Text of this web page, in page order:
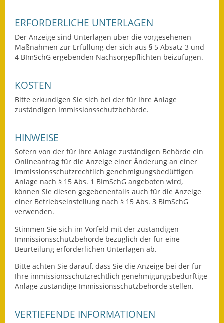
Gebäuden
Hochwassergefahrenkarte
Grundschule &
Kernzeitbetreuung
Bevölkerungsschutz
Kinderbetreuung
Nahverkehr
Breitbandausbau
Klimaschutzagentur
Freizeit
Feuerwehr
ERFORDERLICHE UNTERLAGEN
Der Anzeige sind Unterlagen über die vorgesehenen
Maßnahmen zur Erfüllung der sich aus § 5 Absatz 3 und
4 BImSchG ergebenden Nachsorgepflichten beizufügen.
KOSTEN
Bitte erkundigen Sie sich bei der für Ihre Anlage
zuständigen Immissionsschutzbehörde.
HINWEISE
Sofern von der für Ihre Anlage zuständigen Behörde ein
Onlineantrag für die Anzeige einer Änderung an einer
immissionsschutzrechtlich genehmigungsbedüftigen
Anlage nach § 15 Abs. 1 BImSchG angeboten wird,
können Sie diesen gegebenenfalls auch für die Anzeige
einer Betriebseinstellung nach § 15 Abs. 3 BimSchG
verwenden.
Stimmen Sie sich im Vorfeld mit der zuständigen
Immissionsschutzbehörde bezüglich der für eine
Beurteilung erforderlichen Unterlagen ab.
Bitte achten Sie darauf, dass Sie die Anzeige bei der für
Ihre immissionsschutzrechtlich genehmigungsbedürftige
Anlage zuständige Immissionsschutzbehörde stellen.
VERTIEFENDE INFORMATIONEN